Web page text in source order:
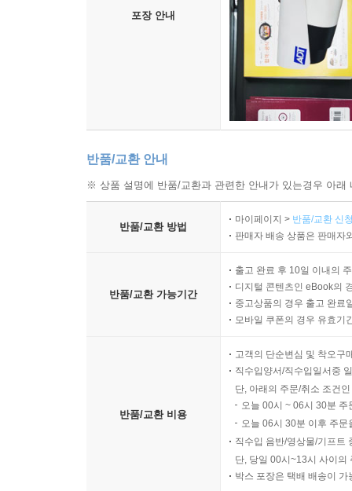
포장 안내
반품/교환 안내
※ 상품 설명에 반품/교환과 관련한 안내가 있는경우 아
반품/교환 방법
마이페이지 > 반품/교환 신
판매자 배송 상품은 판매자
반품/교환 가능기간
출고 완료 후 10일 이내의
디지털 콘텐츠인 eBook의
중고상품의 경우 출고 완료
모바일 쿠폰의 경우 유효기
반품/교환 비용
고객의 단순변심 및 착오구
직수입양서/직수입일서중
단, 아래의 주문/취소 조건
오늘 00시 ~ 06시 30분
오늘 06시 30분 이후 주
직수입 음반/영상물/기프트
단, 당일 00시~13시 사이의
박스 포장은 택배 배송이